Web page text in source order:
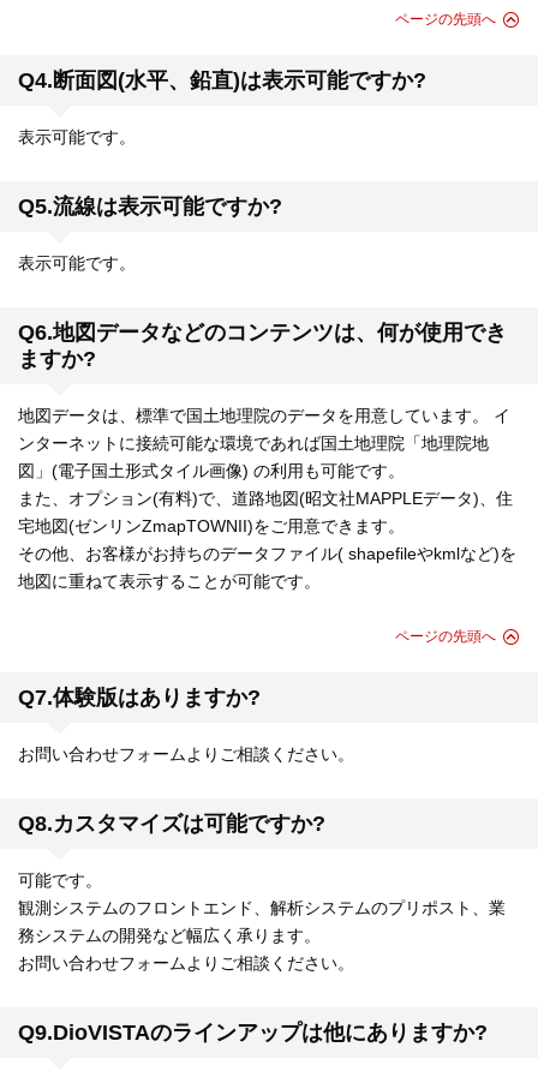
ページの先頭へ
Q4.断面図(水平、鉛直)は表示可能ですか?
表示可能です。
Q5.流線は表示可能ですか?
表示可能です。
Q6.地図データなどのコンテンツは、何が使用でき
ますか?
地図データは、標準で国土地理院のデータを用意しています。 イ
ンターネットに接続可能な環境であれば国土地理院「地理院地
図」(電子国土形式タイル画像) の利用も可能です。
また、オプション(有料)で、道路地図(昭文社MAPPLEデータ)、住
宅地図(ゼンリンZmapTOWNII)をご用意できます。
その他、お客様がお持ちのデータファイル( shapefileやkmlなど)を
地図に重ねて表示することが可能です。
ページの先頭へ
Q7.体験版はありますか?
お問い合わせフォームよりご相談ください。
Q8.カスタマイズは可能ですか?
可能です。
観測システムのフロントエンド、解析システムのプリポスト、業
務システムの開発など幅広く承ります。
お問い合わせフォームよりご相談ください。
Q9.DioVISTAのラインアップは他にありますか?